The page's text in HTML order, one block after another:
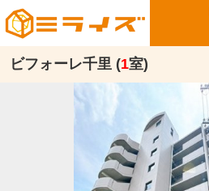
ビフォーレ千里 (1室)